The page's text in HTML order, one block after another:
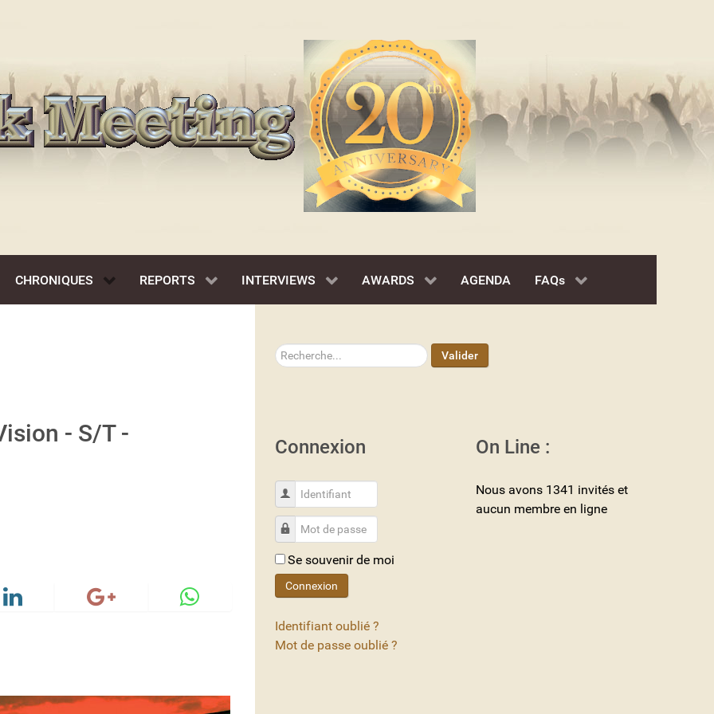
CHRONIQUES REPORTS INTERVIEWS AWARDS AGENDA FAQs
- S/T -
Rechercher Valider
Connexion
Identifiant
Mot de passe
Se souvenir de moi
Connexion
Identifiant oublié ?
Mot de passe oublié ?
On Line :
Nous avons 1341 invités et
aucun membre en ligne